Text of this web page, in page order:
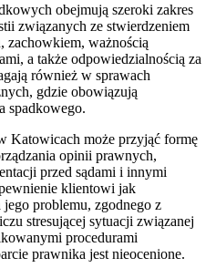
obejmują szeroki zakres
związanych ze stwierdzeniem
zachowkiem, ważnością
a także odpowiedzialnością za
również w sprawach
gdzie obowiązują
spadkowego.
Katowicach może przyjąć formę
opinii prawnych,
przed sądami i innymi
klientowi jak
problemu, zgodnego z
stresującej sytuacji związanej
procedurami
prawnika jest nieocenione.